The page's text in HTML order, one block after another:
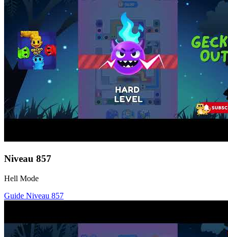
Niveau 857
Hell Mode
Guide Niveau 857